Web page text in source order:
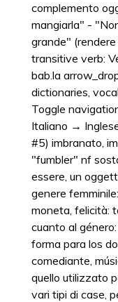
complemento
mangiarla" -
grande"
transitive verb:
bab.la
dictionaries,
Toggle
Italiano →
#5) imbranato,
"fumbler" nf
essere, un
genere
moneta, felicità:
cuanto al
forma para los
comediante,
quello utilizzato
vari tipi di case,